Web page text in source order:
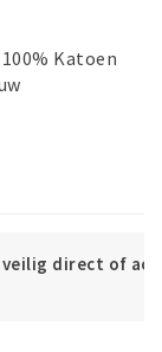
Katoen
met Klarna